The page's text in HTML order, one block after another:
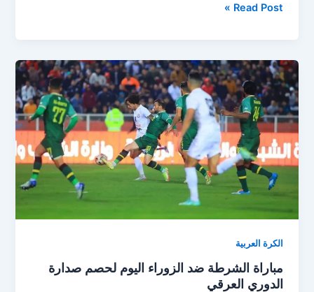
مباراة
الكرمة
اليوم
في
الدوري
العراقي
للمحترفين
Read Post »
الكرة العربية
مباراة الشرطة ضد الزوراء اليوم لحصم صدارة
الدوري العرقي